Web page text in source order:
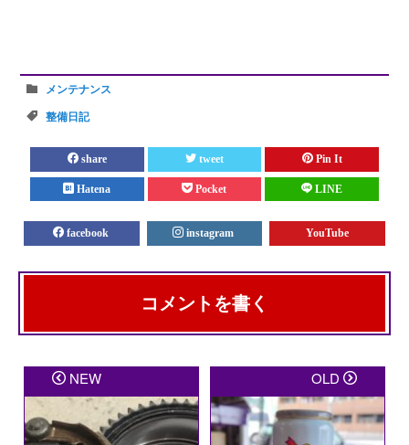
メンテナンス
整備日記
share tweet Pin It
Hatena Pocket LINE
facebook instagram YouTube
コメントを書く
メールアドレスが公開されることはありません。 ※が
付いている欄は必須項目です
コメント
※
NEW OLD